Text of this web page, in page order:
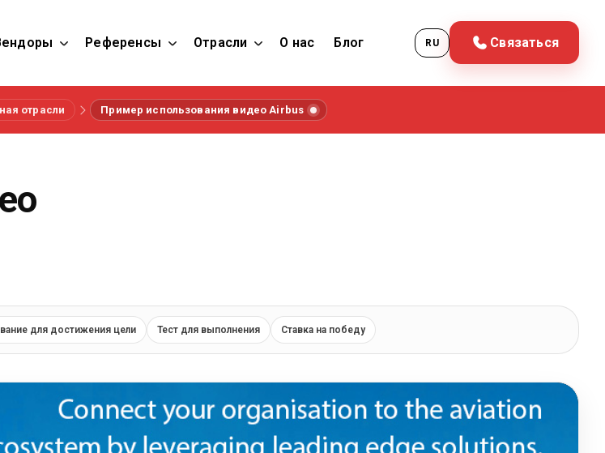
Референсы Отрасли О нас Блог RU Связаться
отрасли Пример использования видео Airbus
для достижения цели Тест для выполнения Ставка на победу